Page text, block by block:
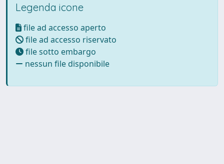
Legenda icone
file ad accesso aperto
file ad accesso riservato
file sotto embargo
nessun file disponibile